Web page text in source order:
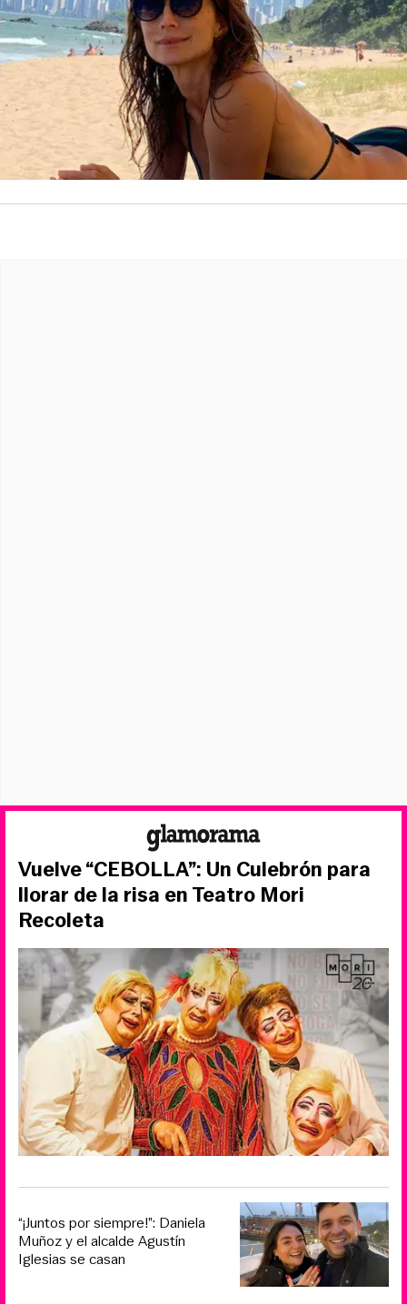
Vuelve “CEBOLLA”: Un Culebrón para
llorar de la risa en Teatro Mori
Recoleta
“¡Juntos por siempre!”: Daniela
Muñoz y el alcalde Agustín
Iglesias se casan